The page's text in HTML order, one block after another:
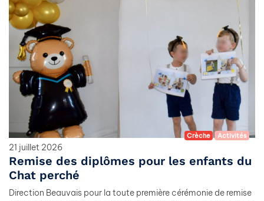
Crèche Activités
21 juillet 2026
Remise des diplômes pour les enfants du
Chat perché
Direction Beauvais pour la toute première cérémonie de remise